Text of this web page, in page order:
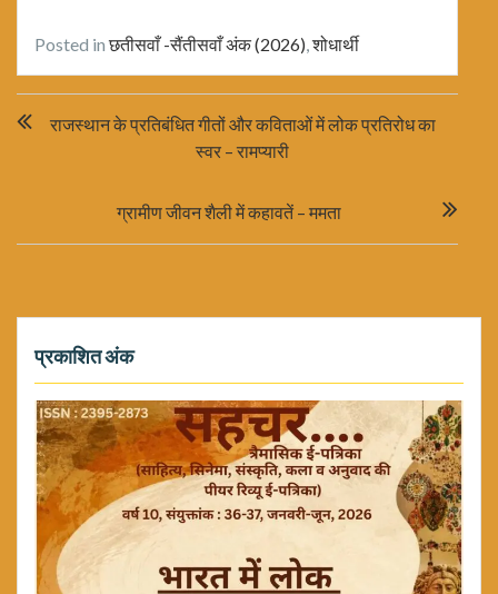
Posted inछतीसवाँ -सैंतीसवाँ अंक (2026) ,शोधार्थी
navigation
राजस्थान के प्रतिबंधित गीतों और कविताओं में लोक प्रतिरोध का
स्वर – रामप्यारी
ग्रामीण जीवन शैली में कहावतें – ममता
प्रकाशित अंक